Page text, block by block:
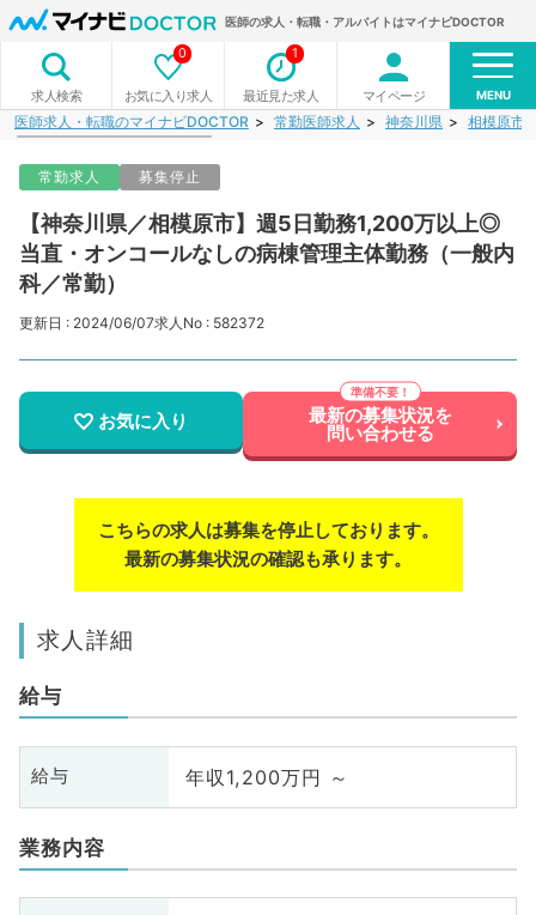
医師の求人・転職・アルバイトはマイナビDOCTOR
求人検索 お気に入り求人
0
最近見た求人
1
マイページ MENU
医師求人・転職のマイナビDOCTOR 常勤医師求人 神奈川県 相模原市
常勤求人 募集停止
【神奈川県／相模原市】週5日勤務1,200万以上◎
当直・オンコールなしの病棟管理主体勤務（一般内
科／常勤）
更新日 : 2024/06/07求人No : 582372
お気に入り 最新の募集状況を
問い合わせる
こちらの求人は募集を停止しております。
最新の募集状況の確認も承ります。
求人詳細
給与
給与 年収1,200万円 ～
業務内容